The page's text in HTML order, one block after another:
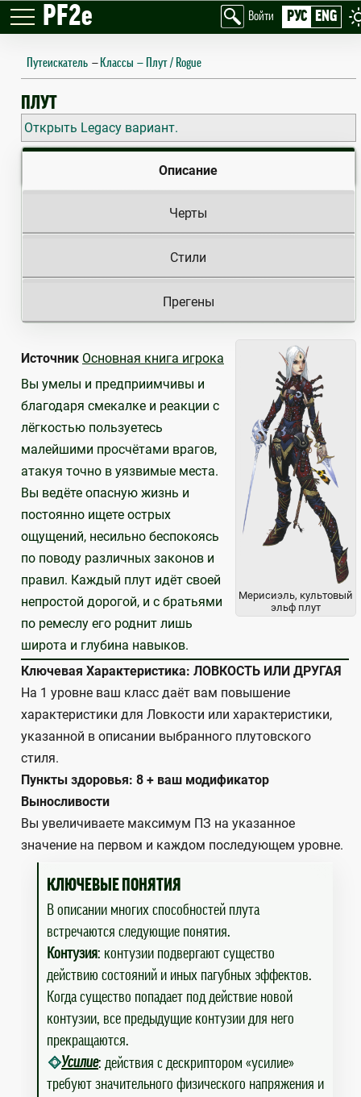
PF2e Войти РУС ENG
Путеискатель — Классы Плут / Rogue
ПЛУТ
ROGUE
Открыть Legacy вариант.
Описание
Черты
Стили
Прегены
Мерисиэль, культовый
эльф плут
Источник Основная книга игрока
Вы умелы и предприимчивы и
благодаря смекалке и реакции с
лёгкостью поль­зуетесь
малейшими просчётами врагов,
атакуя точно в уязвимые места.
Вы ведёте опасную жизнь и
постоянно ищете острых
ощущений, несильно беспо­коясь
по поводу различных законов и
правил. Каждый плут идёт своей
непростой дорогой, и с братьями
по ремеслу его роднит лишь
широта и глубина навыков.
Ключевая Характеристика: ЛОВКОСТЬ ИЛИ ДРУГАЯ
На 1 уровне ваш класс даёт вам повышение
характеристики для Ловкости или характеристики,
указанной в описании выбранного плутовского
стиля.
Пункты здоровья: 8 + ваш модификатор
Выносливости
Вы увеличиваете максимум ПЗ на указанное
значение на первом и каждом последующем уровне.
КЛЮЧЕВЫЕ ПОНЯТИЯ
В описании многих способностей плута
встречаются следующие понятия.
Контузия: контузии подвергают существо
действию состояний и иных пагубных эффектов.
Когда существо попадает под действие новой
контузии, все предыдущие контузии для него
прекращаются.
Усилие: действия с дескриптором «усилие»
требуют значительного физического напряжения и